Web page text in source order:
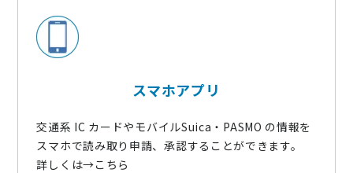
スマホアプリ
交通系 IC カードやモバイルSuica・PASMO の情報を
スマホで読み取り申請、承認することができます。
詳しくは→こちら